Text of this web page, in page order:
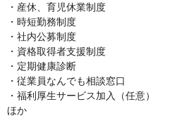
・産休、育児休業制度
・時短勤務制度
・社内公募制度
・資格取得者支援制度
・定期健康診断
・従業員なんでも相談窓口
・福利厚生サービス加入（任意）
ほか